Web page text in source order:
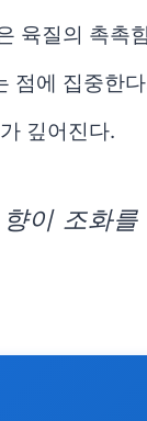
육질의 촉촉
점에 집중한
깊어진다.
이 조화